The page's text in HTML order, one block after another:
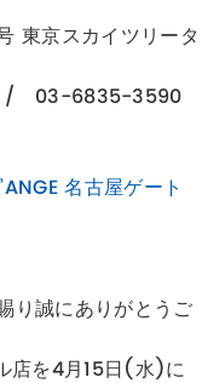
東京スカイツリータ
/ 03-6835-3590
名古屋ゲート
り誠にありがとうご
店を4月15日(水)に